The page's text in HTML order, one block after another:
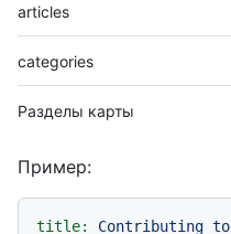
articles
categories
Разделы карты
Пример:
title: Contributing to